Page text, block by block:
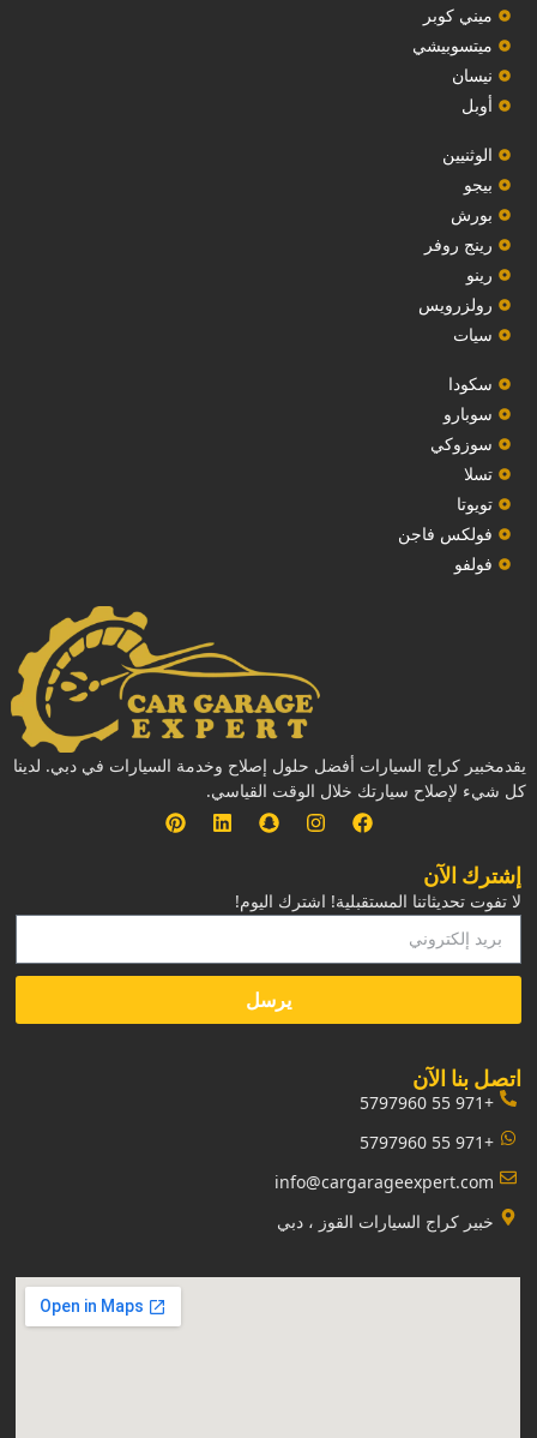
ميني كوبر
ميتسوبيشي
نيسان
أوبل
‏الوثنيين‏
بيجو
بورش
رينج روفر
رينو
رولزرويس
سيات
سكودا
‏سوبارو‏
سوزوكي
تسلا
تويوتا
فولكس فاجن
فولفو
يقدمخبير كراج السيارات أفضل حلول إصلاح وخدمة السيارات في دبي. لدينا
كل شيء لإصلاح سيارتك خلال الوقت القياسي.
إشترك الآن
لا تفوت تحديثاتنا المستقبلية! اشترك اليوم!
يرسل
‏اتصل بنا الآن‏
+971 55 5797960
+971 55 5797960
info@cargarageexpert.com
‏خبير كراج السيارات القوز ، دبي‏